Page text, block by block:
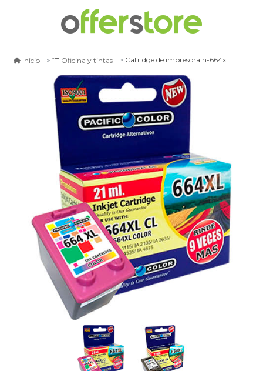
Inicio Oficina y tintas Catridge de impresora n-664xl pacific color negro - negro